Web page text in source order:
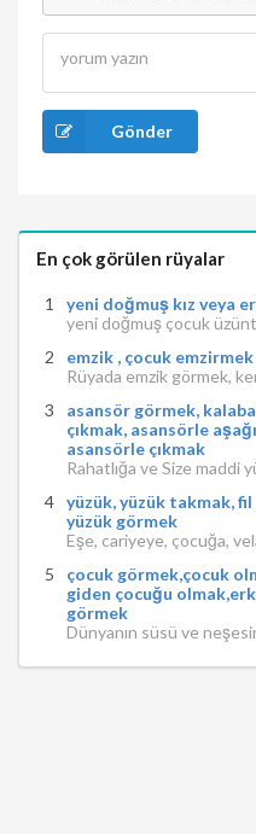
Gönder
En çok görülen rüyalar
yeni doğmuş kız veya
yeni doğmuş çocuk
emzik , çocuk emzirmek
Rüyada emzik görmek,
asansör görmek,
çıkmak, asansörle
asansörle çıkmak
Rahatlığa ve Size maddi
yüzük, yüzük takmak,
yüzük görmek
Eşe, cariyeye, çocuğa,
çocuk görmek,çocuk
giden çocuğu
görmek
Dünyanın süsü ve